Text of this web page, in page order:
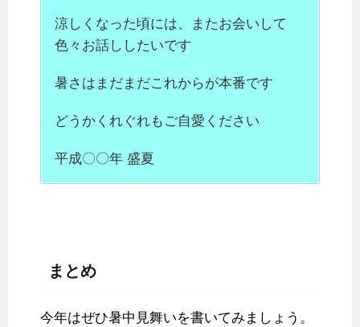
涼しくなった頃には、またお会いして
色々お話ししたいです
暑さはまだまだこれからが本番です
どうかくれぐれもご自愛ください
平成〇〇年 盛夏
まとめ
今年はぜひ暑中見舞いを書いてみましょう。